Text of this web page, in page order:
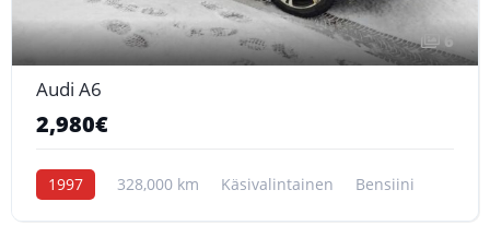
6
Audi A6
2,980€
1997 328,000 km Käsivalintainen Bensiini